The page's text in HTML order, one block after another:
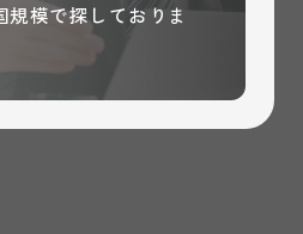
規模で探しておりま